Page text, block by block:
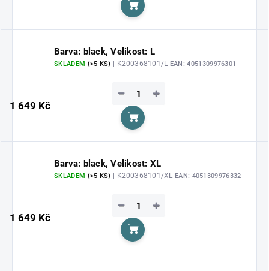
Do košíku
Barva: black, Velikost: L
SKLADEM (>5 KS) | K200368101/L EAN: 4051309976301
1 649 Kč
+
−
Do košíku
Barva: black, Velikost: XL
SKLADEM (>5 KS) | K200368101/XL EAN: 4051309976332
1 649 Kč
+
−
Do košíku